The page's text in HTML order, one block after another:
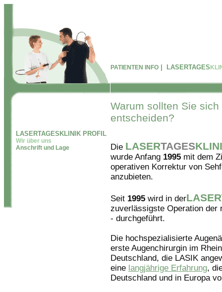
PATIENTEN INFO | LASERTAGES
LASERTAGESKLINIK PROFIL
Wir über uns
Anschrift und Lage
Warum sollten Sie
entscheiden?
Die LASERTAGES
wurde Anfang 1995 mit dem
operativen Korrektur von
anzubieten.
Seit 1995 wird in derLASER
zuverlässigste Operation
- durchgeführt.
Die hochspezialisierte
erste Augenchirurgin im
Deutschland, die LASIK
eine langjährige Erfahrung,
Deutschland und in Europa